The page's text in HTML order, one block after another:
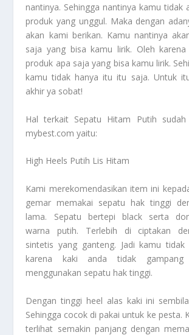
nantinya. Sehingga nantinya kamu tidak
produk yang unggul. Maka dengan
akan kami berikan. Kamu nantinya
saja yang bisa kamu lirik. Oleh
produk apa saja yang bisa kamu lirik.
kamu tidak hanya itu itu saja. Untuk
akhir ya sobat!
Hal terkait Sepatu Hitam Putih
mybest.com yaitu:
High Heels Putih Lis Hitam
Kami merekomendasikan item ini
gemar memakai sepatu hak tinggi
lama. Sepatu bertepi black serta
warna putih. Terlebih di ciptakan
sintetis yang ganteng. Jadi kamu tidak
karena kaki anda tidak gampang
menggunakan sepatu hak tinggi.
Dengan tinggi heel alas kaki ini
Sehingga cocok di pakai untuk ke pesta.
terlihat semakin panjang dengan